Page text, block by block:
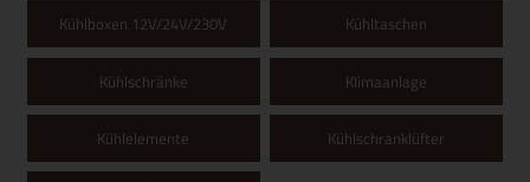
Kühlboxen 12V/24V/230V Kühltaschen
Kühlschränke Klimaanlage
Kühlelemente Kühlschranklüfter